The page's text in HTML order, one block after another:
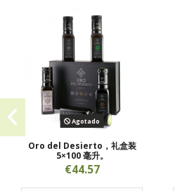
Agotado
Oro del Desierto，礼盒装
5×100 毫升。
€44.57